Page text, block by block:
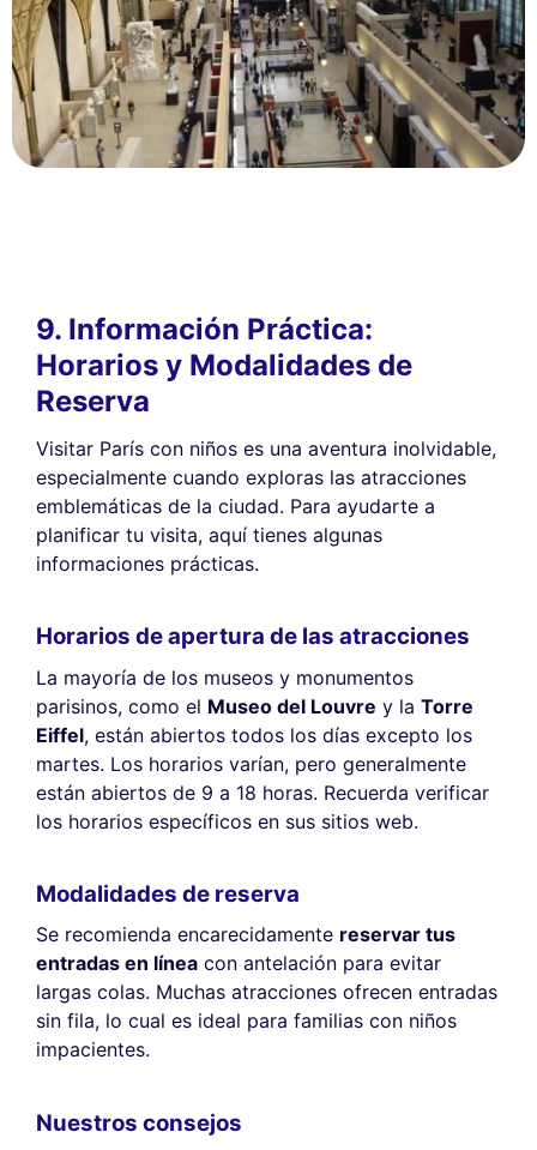
9. Información Práctica:
Horarios y Modalidades de
Reserva
Visitar París con niños es una aventura inolvidable,
especialmente cuando exploras las atracciones
emblemáticas de la ciudad. Para ayudarte a
planificar tu visita, aquí tienes algunas
informaciones prácticas.
Horarios de apertura de las atracciones
La mayoría de los museos y monumentos
parisinos, como el Museo del Louvre y la Torre
Eiffel, están abiertos todos los días excepto los
martes. Los horarios varían, pero generalmente
están abiertos de 9 a 18 horas. Recuerda verificar
los horarios específicos en sus sitios web.
Modalidades de reserva
Se recomienda encarecidamente reservar tus
entradas en línea con antelación para evitar
largas colas. Muchas atracciones ofrecen entradas
sin fila, lo cual es ideal para familias con niños
impacientes.
Nuestros consejos